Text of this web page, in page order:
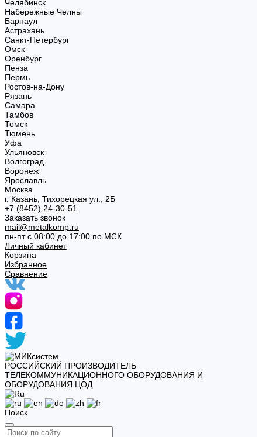
Челябинск
Набережные Челны
Барнаул
Астрахань
Санкт-Петербург
Омск
Оренбург
Пенза
Пермь
Ростов-на-Дону
Рязань
Самара
Тамбов
Томск
Тюмень
Уфа
Ульяновск
Волгоград
Воронеж
Ярославль
Москва
г. Казань, Тихорецкая ул., 2Б
+7 (8452) 24-30-51
Заказать звонок
mail@metalkomp.ru
пн-пт с 08:00 до 17:00 по МСК
Личный кабинет
Корзина
Избранное
Сравнение
РОССИЙСКИЙ ПРОИЗВОДИТЕЛЬ
ТЕЛЕКОММУНИКАЦИОННОГО ОБОРУДОВАНИЯ И
ОБОРУДОВАНИЯ ЦОД
Поиск